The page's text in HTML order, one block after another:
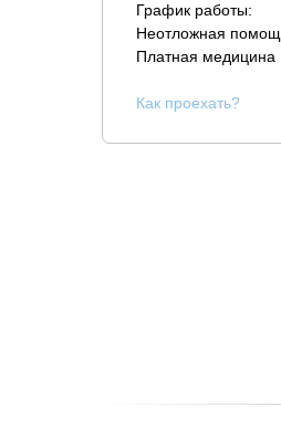
График работы:
Неотложная
Платная медицина
Как проехать?